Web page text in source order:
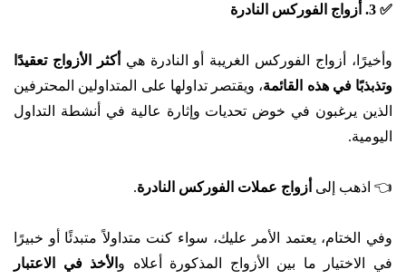
✅ 3. أزواج الفوركس النادرة
وأخيرًا، أزواج الفوركس الغريبة أو النادرة هي أكثر الأزواج تعقيدًا
وتذبذبًا في هذه القائمة، ويقتصر تداولها على المتداولين المحترفين
الذين يرغبون في خوض تحديات وإثارة عالية في أنشطة التداول
اليومية.
👈 اذهب إلى أزواج عملات الفوركس النادرة.
وفي الختام، يعتمد الأمر عليك، سواء كنت متداولاً متبدئًا أو خبيرًا
في الاختيار ما بين الأزواج المذكورة أعلاه و الأخذ في الاعتبار